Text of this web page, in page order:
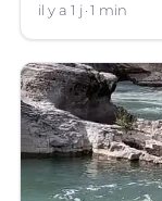
il y a 1 j 1 min